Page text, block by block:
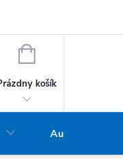
NÁKUPNÝ KOŠÍK
košík
Audio